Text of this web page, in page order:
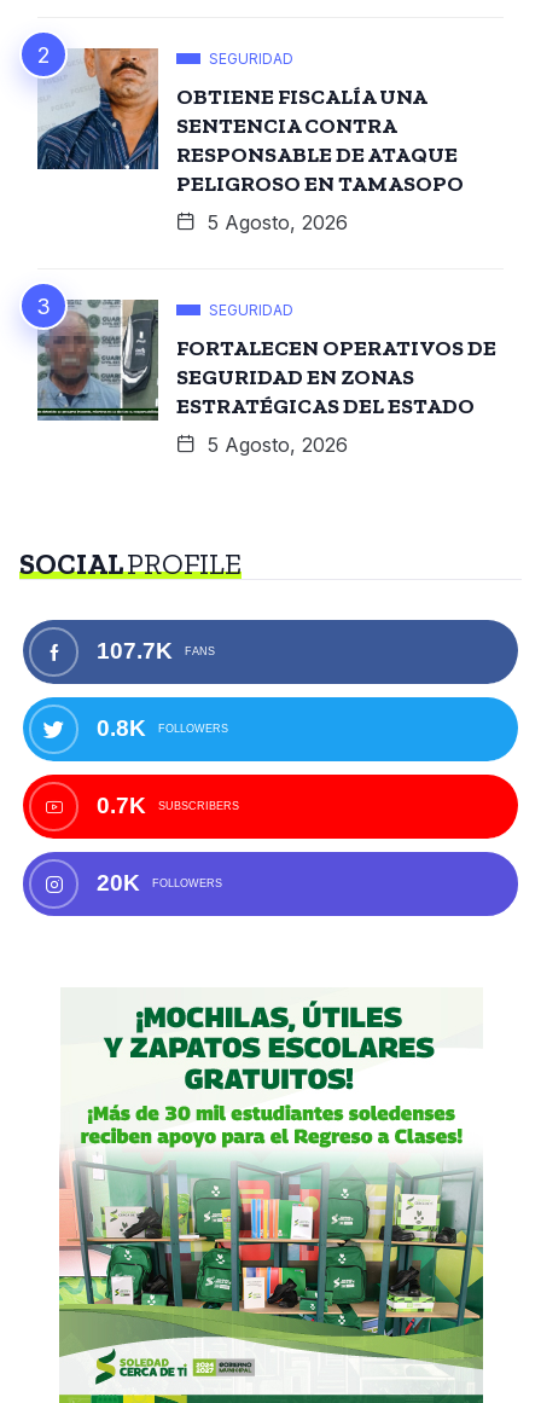
SEGURIDAD
OBTIENE FISCALÍA UNA
SENTENCIA CONTRA
RESPONSABLE DE ATAQUE
PELIGROSO EN TAMASOPO
5 Agosto, 2026
SEGURIDAD
FORTALECEN OPERATIVOS DE
SEGURIDAD EN ZONAS
ESTRATÉGICAS DEL ESTADO
5 Agosto, 2026
SOCIALPROFILE
107.7K FANS
0.8K FOLLOWERS
0.7K SUBSCRIBERS
20K FOLLOWERS